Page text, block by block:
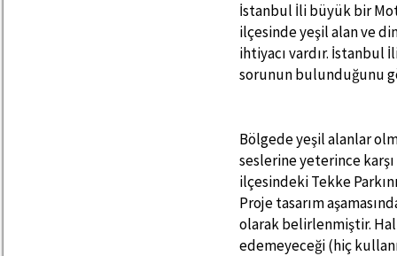
İstanbul İli büyük bir
ilçesinde yeşil alan ve
ihtiyacı vardır. İstanbul
sorunun bulunduğunu
Bölgede yeşil alanlar
seslerine yeterince
ilçesindeki Tekke
Proje tasarım
olarak belirlenmiştir.
edemeyeceği (hiç